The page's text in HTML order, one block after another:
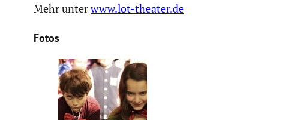
Mehr unterwww.lot-theater.de
Fotos